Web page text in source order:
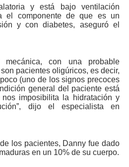
y está bajo ventilación
el componente de que es un
y con diabetes, aseguró el
me­cánica, con una probable
pacientes oligúricos, es decir,
(uno de los signos preco­ces
general del paciente está
imposibilita la hidrata­ción y
dijo el especialista en
los pacientes, Danny fue dado
en un 10% de su cuerpo.